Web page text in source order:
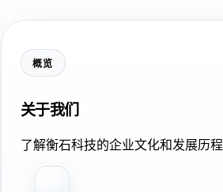
概览
关于我们
了解衡石科技的企业文化和发展历程